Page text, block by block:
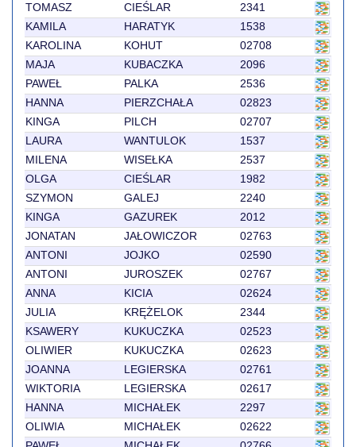
TOMASZ
CIEŚLAR
2341
KAMILA
HARATYK
1538
KAROLINA
KOHUT
02708
MAJA
KUBACZKA
2096
PAWEŁ
PALKA
2536
HANNA
PIERZCHAŁA
02823
KINGA
PILCH
02707
LAURA
WANTULOK
1537
MILENA
WISEŁKA
2537
OLGA
CIEŚLAR
1982
SZYMON
GALEJ
2240
KINGA
GAZUREK
2012
JONATAN
JAŁOWICZOR
02763
ANTONI
JOJKO
02590
ANTONI
JUROSZEK
02767
ANNA
KICIA
02624
JULIA
KRĘŻELOK
2344
KSAWERY
KUKUCZKA
02523
OLIWIER
KUKUCZKA
02623
JOANNA
LEGIERSKA
02761
WIKTORIA
LEGIERSKA
02617
HANNA
MICHAŁEK
2297
OLIWIA
MICHAŁEK
02622